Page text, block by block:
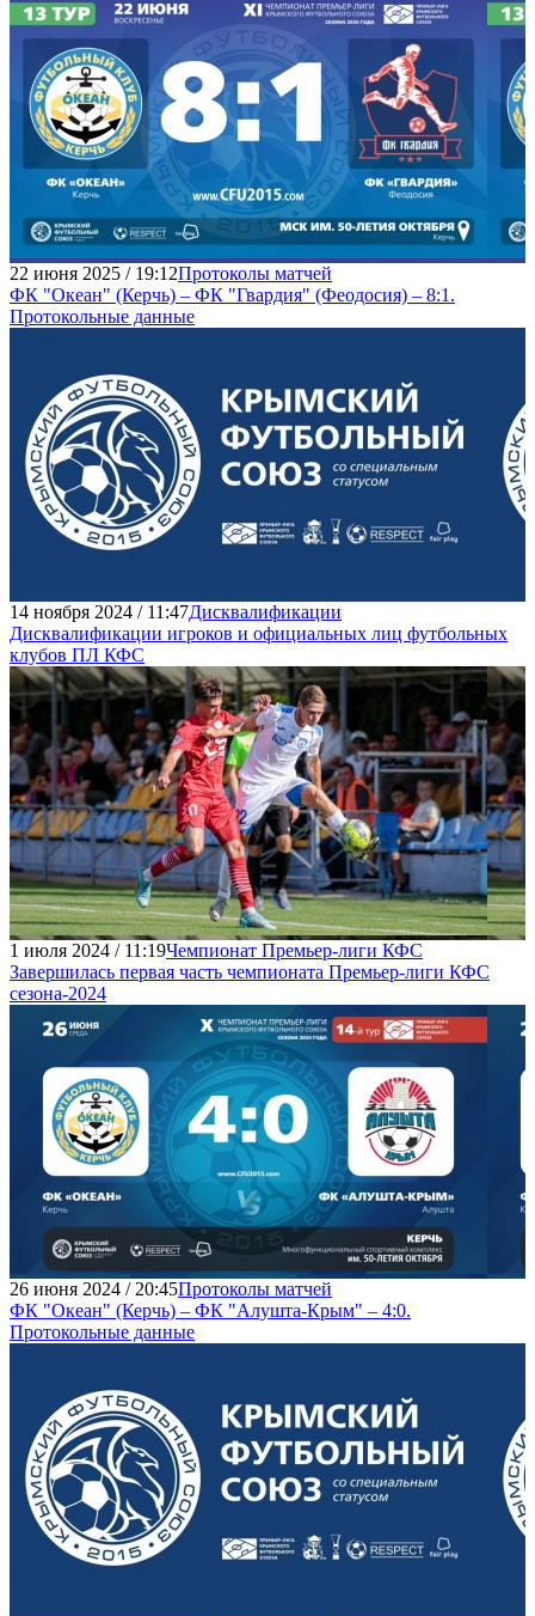
22 июня 2025 / 19:12Протоколы матчей
ФК "Океан" (Керчь) – ФК "Гвардия" (Феодосия) – 8:1.
Протокольные данные
14 ноября 2024 / 11:47Дисквалификации
Дисквалификации игроков и официальных лиц футбольных
клубов ПЛ КФС
1 июля 2024 / 11:19Чемпионат Премьер-лиги КФС
Завершилась первая часть чемпионата Премьер-лиги КФС
сезона-2024
26 июня 2024 / 20:45Протоколы матчей
ФК "Океан" (Керчь) – ФК "Алушта-Крым" – 4:0.
Протокольные данные